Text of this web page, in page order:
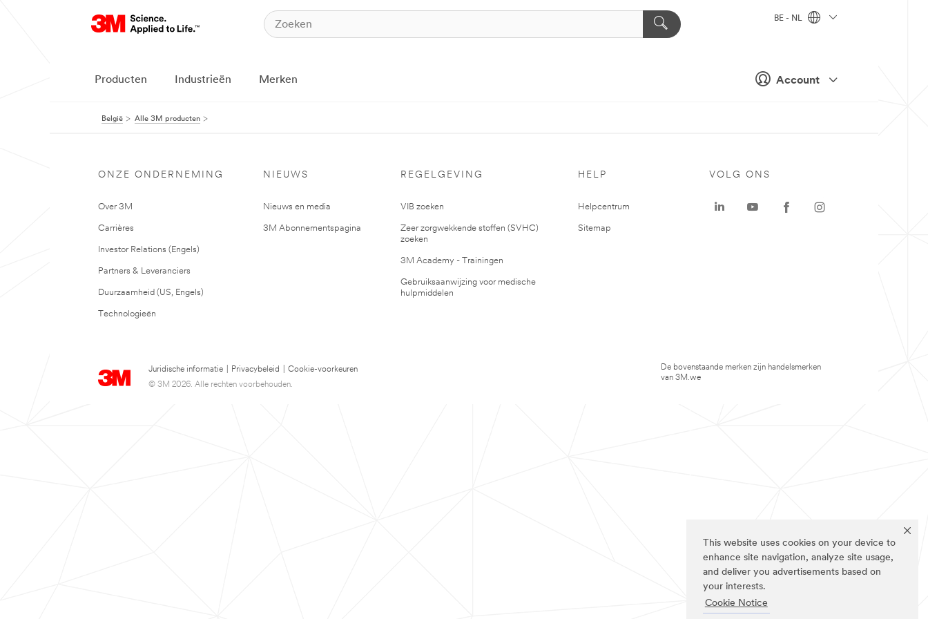
This website uses cookies on your device to
enhance site navigation, analyze site usage,
and deliver you advertisements based on
your interests.
Cookie Notice
Account
BE - NL
Producten Industrieën Merken
België Alle 3M producten
ONZE ONDERNEMING
Over 3M
Carrières
Investor Relations (Engels)
Partners & Leveranciers
Duurzaamheid (US, Engels)
Technologieën
NIEUWS
Nieuws en media
3M Abonnementspagina
REGELGEVING
VIB zoeken
Zeer zorgwekkende stoffen (SVHC)
zoeken
3M Academy - Trainingen
Gebruiksaanwijzing voor medische
hulpmiddelen
HELP
Helpcentrum
Sitemap
Juridische informatie Privacybeleid
Cookie-voorkeuren
© 3M 2026. Alle rechten voorbehouden.
VOLG ONS
De bovenstaande merken zijn handelsmerken
van 3M.we